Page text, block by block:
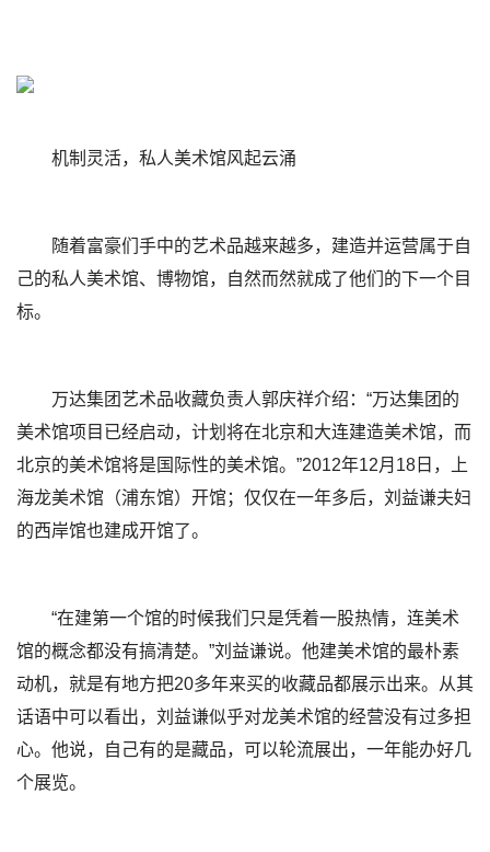
机制灵活，私人美术馆风起云涌
随着富豪们手中的艺术品越来越多，建造并运营属于自
己的私人美术馆、博物馆，自然而然就成了他们的下一个目
标。
万达集团艺术品收藏负责人郭庆祥介绍：“万达集团的
美术馆项目已经启动，计划将在北京和大连建造美术馆，而
北京的美术馆将是国际性的美术馆。”2012年12月18日，上
海龙美术馆（浦东馆）开馆；仅仅在一年多后，刘益谦夫妇
的西岸馆也建成开馆了。
“在建第一个馆的时候我们只是凭着一股热情，连美术
馆的概念都没有搞清楚。”刘益谦说。他建美术馆的最朴素
动机，就是有地方把20多年来买的收藏品都展示出来。从其
话语中可以看出，刘益谦似乎对龙美术馆的经营没有过多担
心。他说，自己有的是藏品，可以轮流展出，一年能办好几
个展览。